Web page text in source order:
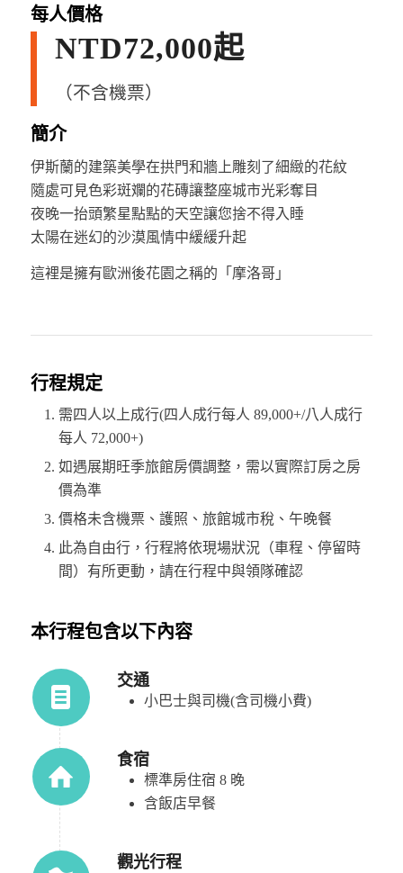
每人價格
NTD72,000起
（不含機票）
簡介
伊斯蘭的建築美學在拱門和牆上雕刻了細緻的花紋
隨處可見色彩斑斕的花磚讓整座城市光彩奪目
夜晚一抬頭繁星點點的天空讓您捨不得入睡
太陽在迷幻的沙漠風情中緩緩升起
這裡是擁有歐洲後花園之稱的「摩洛哥」
行程規定
需四人以上成行(四人成行每人 89,000+/八人成行
每人 72,000+)
如遇展期旺季旅館房價調整，需以實際訂房之房
價為準
價格未含機票、護照、旅館城市稅、午晚餐
此為自由行，行程將依現場狀況（車程、停留時
間）有所更動，請在行程中與領隊確認
本行程包含以下內容
交通
小巴士與司機(含司機小費)
食宿
標準房住宿 8 晚
含飯店早餐
觀光行程